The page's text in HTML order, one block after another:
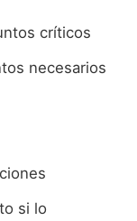
críticos
necesarios
si lo